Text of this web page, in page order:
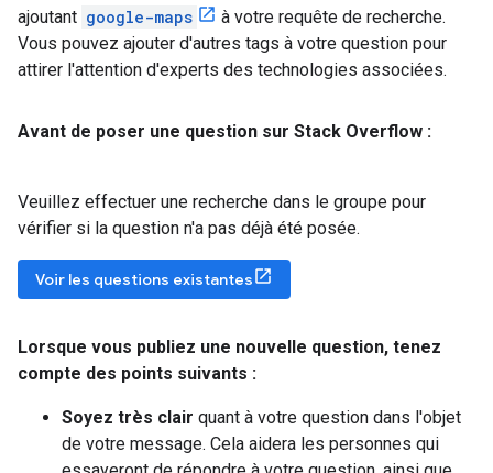
ajoutant google-maps
à votre requête de recherche.
Vous pouvez ajouter d'autres tags à votre question pour
attirer l'attention d'experts des technologies associées.
Avant de poser une question sur Stack Overflow :
Veuillez effectuer une recherche dans le groupe pour
vérifier si la question n'a pas déjà été posée.
Voir les questions existantes
Lorsque vous publiez une nouvelle question, tenez
compte des points suivants :
Soyez très clair quant à votre question dans l'objet
de votre message. Cela aidera les personnes qui